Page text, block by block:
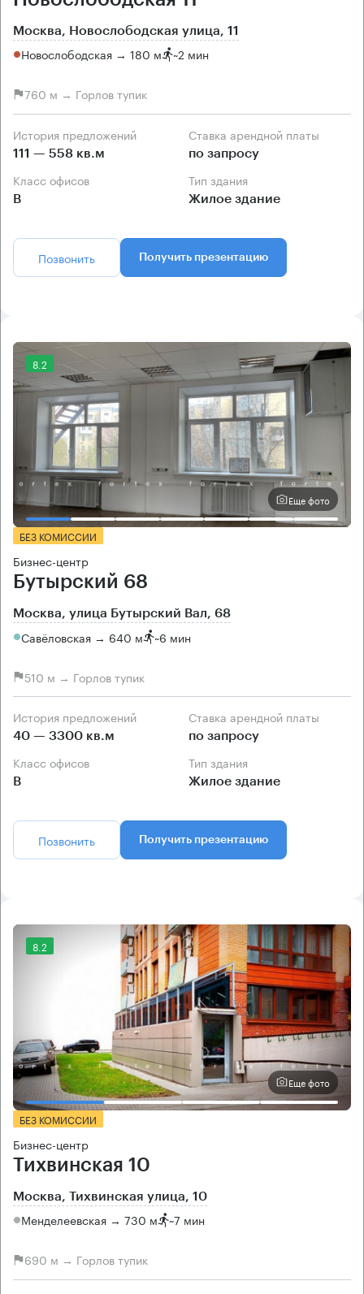
Москва, Новослободская улица, 11
Новослободская → 180 м ~2 мин
760 м → Горлов тупик
История предложений
111 — 558 кв.м
Ставка арендной платы
по запросу
Класс офисов
B
Тип здания
Жилое здание
Позвонить Получить презентацию
8.2
Еще фото
БЕЗ КОМИССИИ
Бизнес-центр
Бутырский 68
Москва, улица Бутырский Вал, 68
Савёловская → 640 м ~6 мин
510 м → Горлов тупик
История предложений
40 — 3300 кв.м
Ставка арендной платы
по запросу
Класс офисов
B
Тип здания
Жилое здание
Позвонить Получить презентацию
8.2
Еще фото
БЕЗ КОМИССИИ
Бизнес-центр
Тихвинская 10
Москва, Тихвинская улица, 10
Менделеевская → 730 м ~7 мин
690 м → Горлов тупик